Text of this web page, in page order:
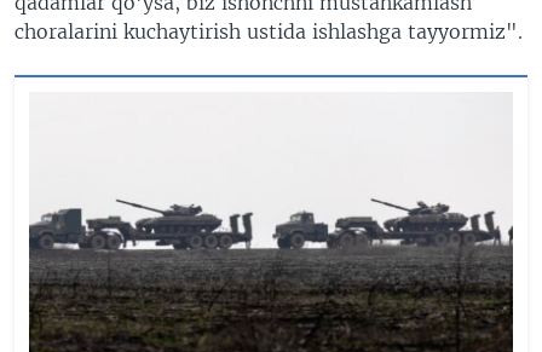
choralarini kuchaytirish ustida ishlashga tayyormiz".